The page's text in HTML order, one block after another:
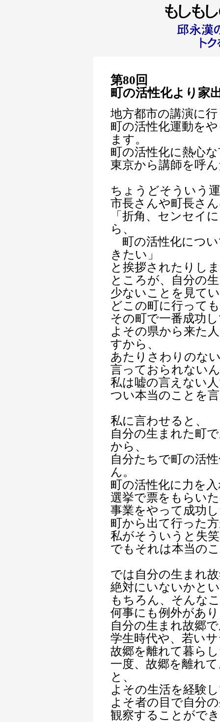
第80回
町の活性化より家
地方都市の講演に
町の活性化運動を
ます。
町の活性化に熱心
東京から講師を呼
ちょうどそういう
市長さんや町長さ
「折角、センセイ
ら、
町の活性化につ
きたい」
と挨拶されたりし
ところが、自分の
少ないことを見て
どこの町に行って
その町で一番成功
よその県から来た
すから、
あたりさわりのな
言っておられない
私は嘘の言えない
つい本当のことを
私に言わせると、
自分の生まれた町
から、
自分たちで町の活
ん。
町の活性化に力を
選挙で票をもらい
事業をやって成功
町から出て行った
私がそういうと失
でもそれは本当の
では自分の生まれ
絶対にいないかと
もちろん、そんな
何事にも例外があ
自分の生まれ故郷
学生時代や、若い
故郷を離れて暮ら
一度、故郷を離れ
と、
よその生活を経験
よそ者の目で自分
観察することがで